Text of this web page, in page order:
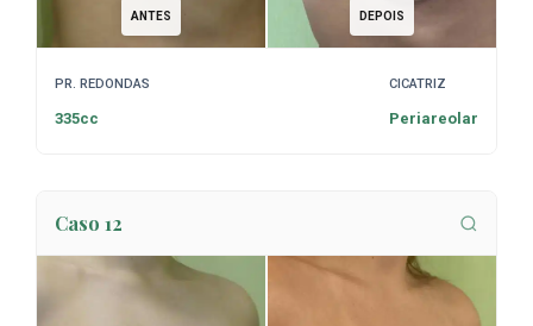
ANTES DEPOIS
PR. REDONDAS
335cc
CICATRIZ
Periareolar
Caso 12